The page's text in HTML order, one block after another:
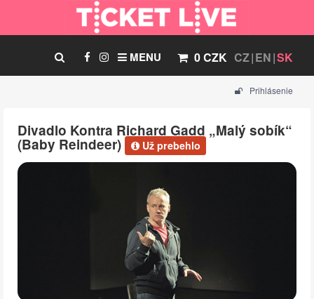
CZ EN SK
0 CZK
MENU
Prihlásenie
Divadlo Kontra Richard Gadd „Malý sobík“
(Baby Reindeer) Už prebehlo